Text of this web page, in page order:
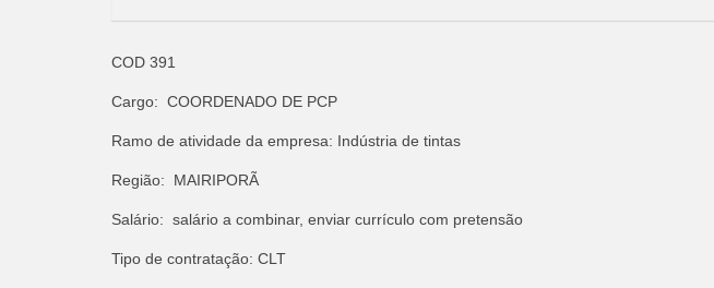
COD 391
Cargo: COORDENADO DE PCP
Ramo de atividade da empresa: Indústria de tintas
Região: MAIRIPORÃ
Salário: salário a combinar, enviar currículo com pretensão
Tipo de contratação: CLT